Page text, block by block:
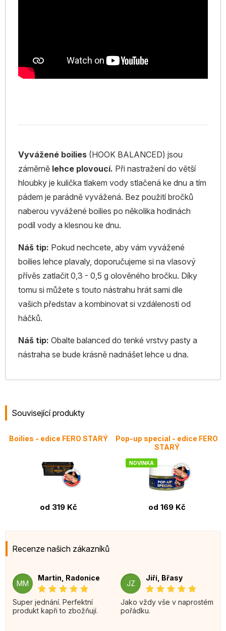
Vyvážené boilies (HOOK BALANCED) jsou
záměrně lehce plovoucí. Při nastražení do větší
hloubky je kulička tlakem vody stlačená ke dnu a tím
pádem je parádně vyvážená. Bez použití bročků
naberou vyvážené boilies po několika hodinách
podíl vody a klesnou ke dnu.
Náš tip: Pokud nechcete, aby vám vyvážené
boilies lehce plavaly, doporučujeme si na vlasový
přívěs zatlačit 0,3 - 0,5 g olověného bročku. Díky
tomu si můžete s touto nástrahu hrát sami dle
vašich představ a kombinovat si vzdálenosti od
háčků.
Náš tip: Obalte balanced do tenké vrstvy pasty a
nástraha se bude krásně nadnášet lehce u dna.
Související produkty
Boilies - edice FERO STARÝ
od 319 Kč
Pop-up special - edice FERO
STARÝ
NOVINKA
od 169 Kč
Recenze našich zákazníků
MM
Martin, Radonice
Super jednání. Perfektní
produkt kapři to zbožňují.
JZ
Jiří, Břasy
Jako vždy vše v naprostém
pořádku.